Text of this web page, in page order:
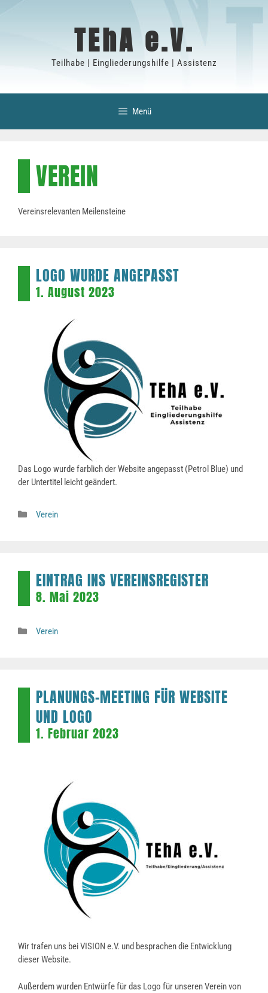
TEhA e.V.
Teilhabe | Eingliederungshilfe | Assistenz
Menü
VEREIN
Vereinsrelevanten Meilensteine
LOGO WURDE ANGEPASST
1. August 2023
Das Logo wurde farblich der Website angepasst (Petrol Blue) und
der Untertitel leicht geändert.
Kategorien
Verein
EINTRAG INS VEREINSREGISTER
8. Mai 2023
Kategorien
Verein
PLANUNGS-MEETING FÜR WEBSITE
UND LOGO
1. Februar 2023
Wir trafen uns bei VISION e.V. und besprachen die Entwicklung
dieser Website.
Außerdem wurden Entwürfe für das Logo für unseren Verein von